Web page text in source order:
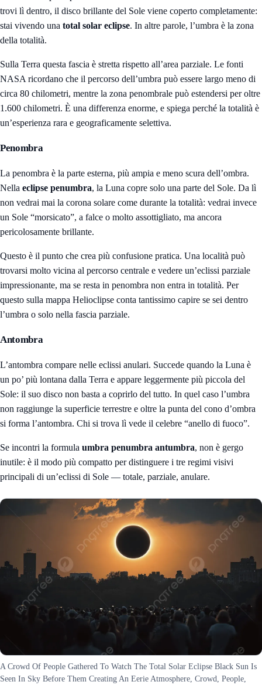
trovi lì dentro, il disco brillante del Sole viene coperto completamente:
stai vivendo una total solar eclipse. In altre parole, l’umbra è la zona
della totalità.
Sulla Terra questa fascia è stretta rispetto all’area parziale. Le fonti
NASA ricordano che il percorso dell’umbra può essere largo meno di
circa 80 chilometri, mentre la zona penombrale può estendersi per oltre
1.600 chilometri. È una differenza enorme, e spiega perché la totalità è
un’esperienza rara e geograficamente selettiva.
Penombra
La penombra è la parte esterna, più ampia e meno scura dell’ombra.
Nella eclipse penumbra, la Luna copre solo una parte del Sole. Da lì
non vedrai mai la corona solare come durante la totalità: vedrai invece
un Sole “morsicato”, a falce o molto assottigliato, ma ancora
pericolosamente brillante.
Questo è il punto che crea più confusione pratica. Una località può
trovarsi molto vicina al percorso centrale e vedere un’eclissi parziale
impressionante, ma se resta in penombra non entra in totalità. Per
questo sulla mappa Helioclipse conta tantissimo capire se sei dentro
l’umbra o solo nella fascia parziale.
Antombra
L’antombra compare nelle eclissi anulari. Succede quando la Luna è
un po’ più lontana dalla Terra e appare leggermente più piccola del
Sole: il suo disco non basta a coprirlo del tutto. In quel caso l’umbra
non raggiunge la superficie terrestre e oltre la punta del cono d’ombra
si forma l’antombra. Chi si trova lì vede il celebre “anello di fuoco”.
Se incontri la formula umbra penumbra antumbra, non è gergo
inutile: è il modo più compatto per distinguere i tre regimi visivi
principali di un’eclissi di Sole — totale, parziale, anulare.
A Crowd Of People Gathered To Watch The Total Solar Eclipse Black Sun Is
Seen In Sky Before Them Creating An Eerie Atmosphere, Crowd, People,